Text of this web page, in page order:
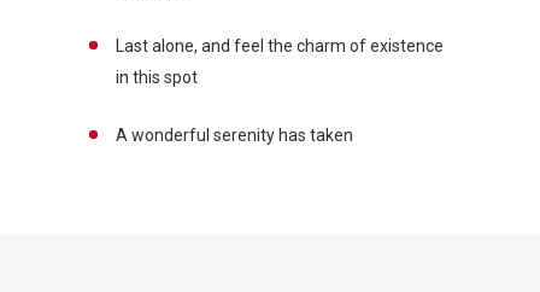
Last alone, and feel the charm of existence
in this spot
A wonderful serenity has taken